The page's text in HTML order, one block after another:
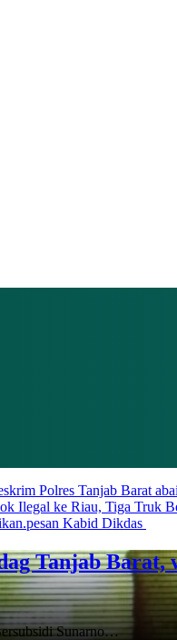
Polres Tanjab Barat
Ilegal ke Riau, Tiga Truk
Kabid Dikdas
Tanjab
Sunarno…